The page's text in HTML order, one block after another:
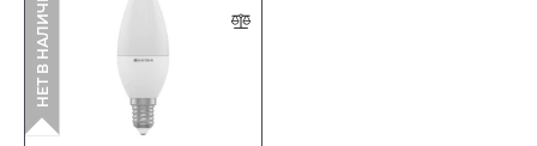
НЕТ В НАЛИЧИИ